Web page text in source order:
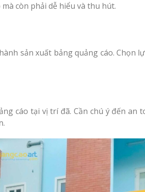
còn phải dễ hiểu và thu hút.
sản xuất bảng quảng cáo. Chọn
cáo tại vị trí đã. Cần chú ý đến